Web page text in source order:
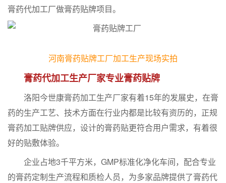
膏药代加工厂做膏药贴牌项目。
河南膏药贴牌工厂加工生产现场实拍
膏药代加工生产厂家专业膏药贴牌
洛阳今世康膏药加工生产厂家有着15年的发展史，在膏
药的生产工艺、技术方面在行业内都是比较有资历的，正规
膏药加工贴牌供应，设计的膏药贴更符合用户需求，有着很
好的贴敷体验。
企业占地3千平方米，GMP标准化净化车间，配合专业
的膏药定制生产流程和质检人员，为多家品牌提供了膏药代